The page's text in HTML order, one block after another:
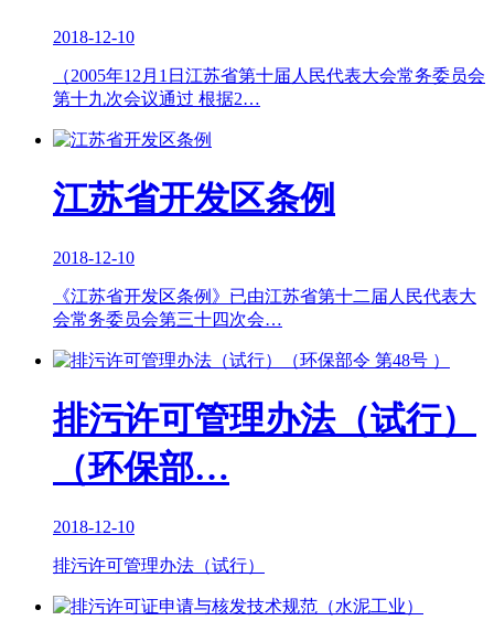
2018-12-10
（2005年12月1日江苏省第十届人民代表大会常务委员会
第十九次会议通过 根据2…
江苏省开发区条例
2018-12-10
《江苏省开发区条例》已由江苏省第十二届人民代表大
会常务委员会第三十四次会…
排污许可管理办法（试行）
（环保部…
2018-12-10
排污许可管理办法（试行）